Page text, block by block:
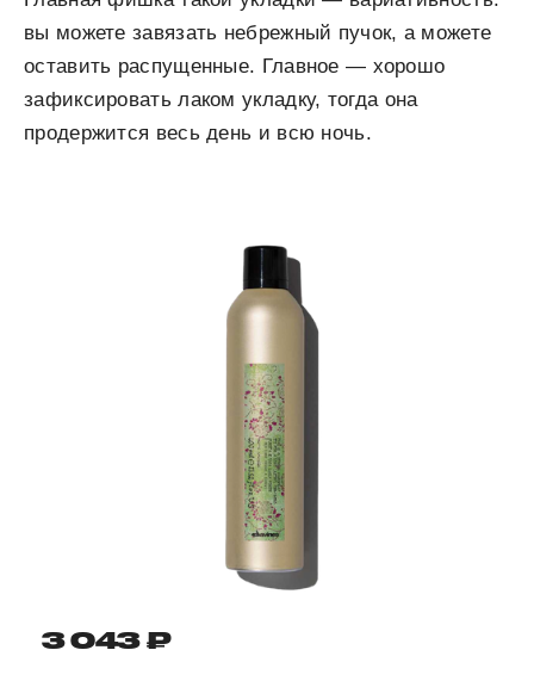
вы можете завязать небрежный пучок, а можете
оставить распущенные. Главное — хорошо
зафиксировать лаком укладку, тогда она
продержится весь день и всю ночь.
3 043 ₽